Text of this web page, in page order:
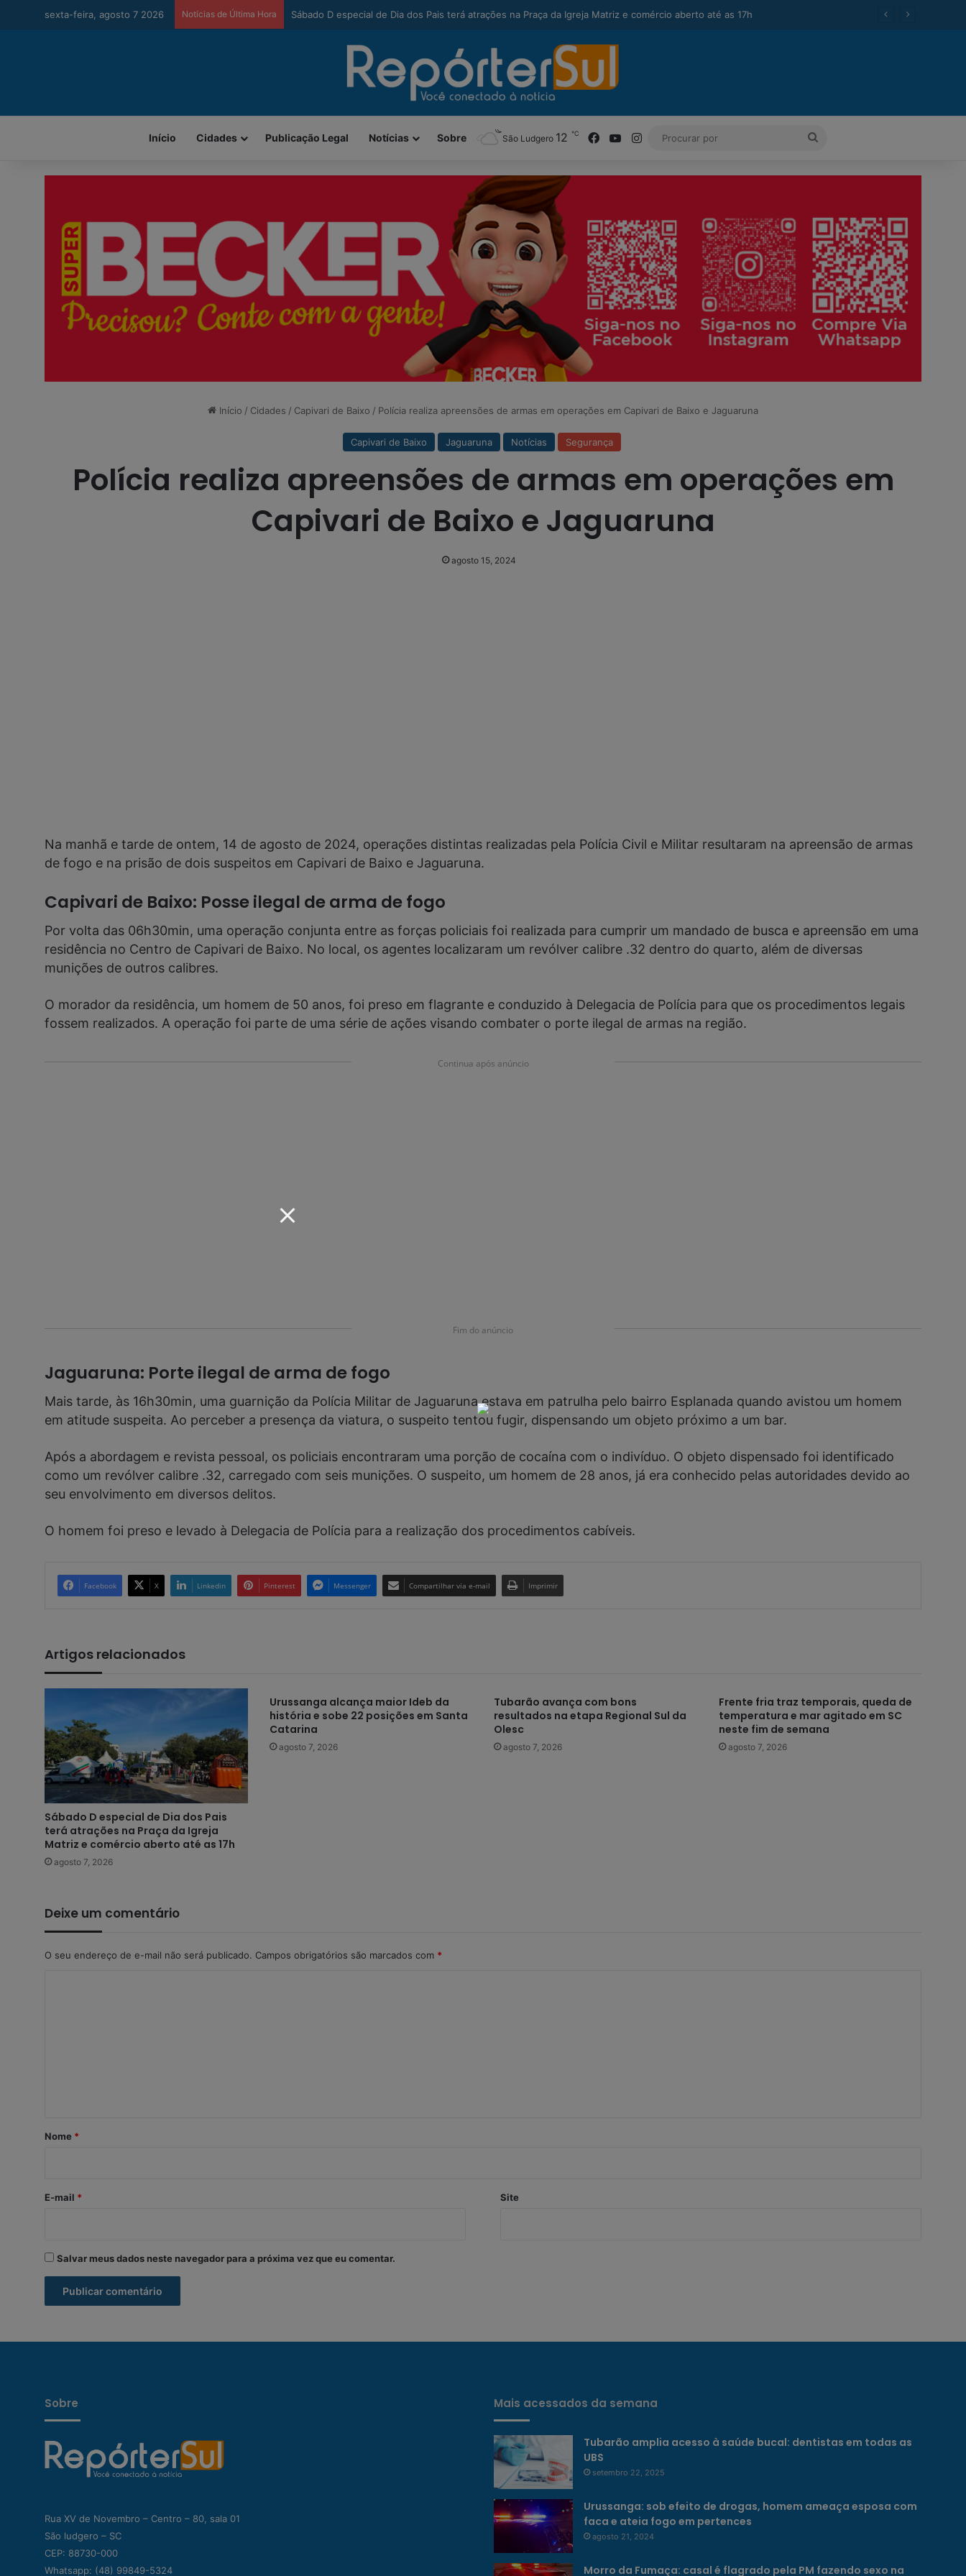
sexta-feira, agosto 7 2026 Notícias de Última Hora Urussanga alcança maior Ideb da história e sobe 22 posições em Santa Catarina
Início Cidades Publicação Legal Notícias Sobre São Ludgero 12 ℃ Facebook
YouTube
Instagram
Início / Cidades / Capivari de Baixo / Polícia realiza apreensões de armas em operações em Capivari de Baixo e Jaguaruna
Capivari de Baixo Jaguaruna Notícias Segurança
Polícia realiza apreensões de armas em operações em
Capivari de Baixo e Jaguaruna
agosto 15, 2024
Na manhã e tarde de ontem, 14 de agosto de 2024, operações distintas realizadas pela Polícia Civil e Militar resultaram na apreensão de armas
de fogo e na prisão de dois suspeitos em Capivari de Baixo e Jaguaruna.
Capivari de Baixo: Posse ilegal de arma de fogo
Por volta das 06h30min, uma operação conjunta entre as forças policiais foi realizada para cumprir um mandado de busca e apreensão em uma
residência no Centro de Capivari de Baixo. No local, os agentes localizaram um revólver calibre .32 dentro do quarto, além de diversas
munições de outros calibres.
O morador da residência, um homem de 50 anos, foi preso em flagrante e conduzido à Delegacia de Polícia para que os procedimentos legais
fossem realizados. A operação foi parte de uma série de ações visando combater o porte ilegal de armas na região.
Continua após anúncio
Fim do anúncio
Jaguaruna: Porte ilegal de arma de fogo
Mais tarde, às 16h30min, uma guarnição da Polícia Militar de Jaguaruna estava em patrulha pelo bairro Esplanada quando avistou um homem
em atitude suspeita. Ao perceber a presença da viatura, o suspeito tentou fugir, dispensando um objeto próximo a um bar.
Após a abordagem e revista pessoal, os policiais encontraram uma porção de cocaína com o indivíduo. O objeto dispensado foi identificado
como um revólver calibre .32, carregado com seis munições. O suspeito, um homem de 28 anos, já era conhecido pelas autoridades devido ao
seu envolvimento em diversos delitos.
O homem foi preso e levado à Delegacia de Polícia para a realização dos procedimentos cabíveis.
Facebook X Linkedin Pinterest Messenger Compartilhar via e-mail Imprimir
Artigos relacionados
Sábado D especial de Dia dos Pais
terá atrações na Praça da Igreja
Matriz e comércio aberto até as 17h
agosto 7, 2026
Urussanga alcança maior Ideb da
história e sobe 22 posições em Santa
Catarina
agosto 7, 2026
Tubarão avança com bons
resultados na etapa Regional Sul da
Olesc
agosto 7, 2026
Frente fria traz temporais, queda de
temperatura e mar agitado em SC
neste fim de semana
agosto 7, 2026
Deixe um comentário
O seu endereço de e-mail não será publicado. Campos obrigatórios são marcados com *
r
*
Nome *
E-mail * Site
Salvar meus dados neste navegador para a próxima vez que eu comentar.
Sobre
Rua XV de Novembro – Centro – 80, sala 01
São ludgero – SC
CEP: 88730-000
Whatsapp: (48) 99849-5324
Mais acessados da semana
Tubarão amplia acesso à saúde bucal: dentistas em todas as
UBS
setembro 22, 2025
Urussanga: sob efeito de drogas, homem ameaça esposa com
faca e ateia fogo em pertences
agosto 21, 2024
Morro da Fumaça: casal é flagrado pela PM fazendo sexo na